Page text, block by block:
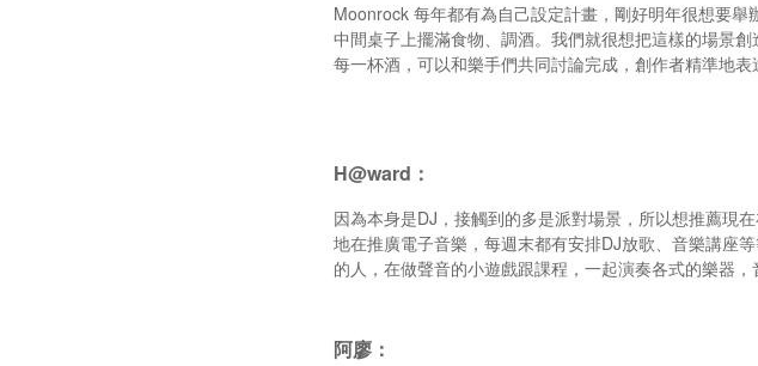
Moonrock 每年都有為自己設定計畫，剛好明年很想要
中間桌子上擺滿食物、調酒。我們就很想把這樣的場景
每一杯酒，可以和樂手們共同討論完成，創作者精準地表
H@ward：
因為本身是DJ，接觸到的多是派對場景，所以想推薦現
地在推廣電子音樂，每週末都有安排DJ放歌、音樂講座
的人，在做聲音的小遊戲跟課程，一起演奏各式的樂器，
阿廖：